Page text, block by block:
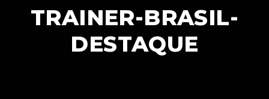
TRAINER-BRASIL-
DESTAQUE